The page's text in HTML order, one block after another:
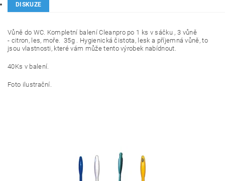
DISKUZE
Vůně do WC. Kompletní balení Cleanpro po 1 ks v sáčku , 3 vůně
- citron, les, moře. 35g . Hygienická čistota, lesk a příjemná vůně, to
jsou vlastnosti, které vám může tento výrobek nabídnout.
40Ks v balení.
Foto ilustrační.